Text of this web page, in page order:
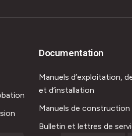
Documentation
Manuels d’exploitation,
et d’installation
Manuels de construction
Bulletin et lettres de